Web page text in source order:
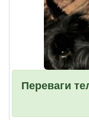
Переваги